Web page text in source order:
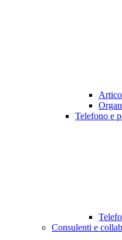
Telefono e
Consulenti e